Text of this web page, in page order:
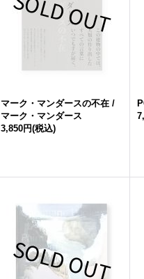
マーク・マンダースの不在 /
マーク・マンダース
3,850円(税込)